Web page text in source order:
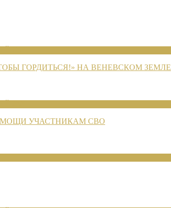
ГОРДИТЬСЯ!» НА ВЕНЕВСКОМ ЗЕМЛЕ
УЧАСТНИКАМ СВО